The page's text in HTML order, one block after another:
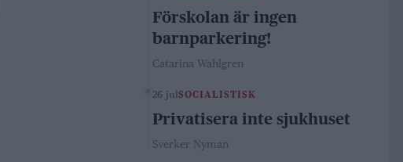
Förskolan är ingen
barnparkering!
Catarina Wahlgren
26 julSOCIALISTISK
Privatisera inte sjukhuset
Sverker Nyman